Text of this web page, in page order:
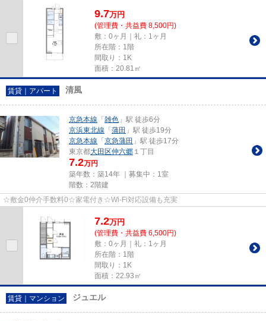
9.7万円
(管理費・共益費 8,500円)
敷：0ヶ月｜礼：1ヶ月
所在階：1階
間取り：1K
面積：20.81㎡
賃貸｜アパート 清風
京急本線 「 雑色 」駅 徒歩6分
京浜東北線 「 蒲田 」駅 徒歩19分
京急本線 「 京急蒲田 」駅 徒歩17分
東京都大田区仲六郷 １丁目
7.2万円
築年数：築14年 ｜募集中： 1室
階数：2階建
☆敷金0仲介手数料0☆家電付き☆Wi-Fi対応設備も充実
7.2万円
(管理費・共益費 6,500円)
敷：0ヶ月｜礼：1ヶ月
所在階：1階
間取り：1K
面積：22.93㎡
賃貸｜マンション ジュエル